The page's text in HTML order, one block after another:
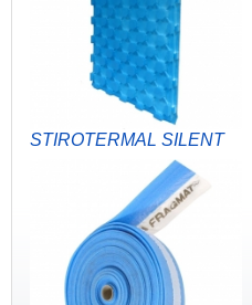
STIROTERMAL SILENT